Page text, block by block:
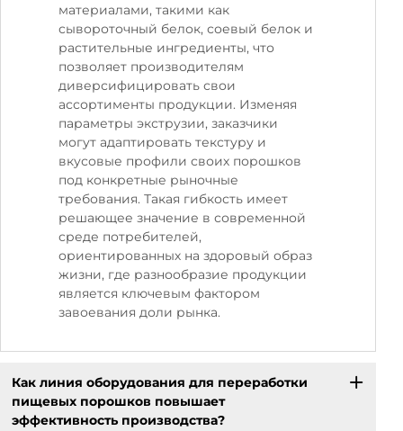
материалами, такими как
сывороточный белок, соевый белок и
растительные ингредиенты, что
позволяет производителям
диверсифицировать свои
ассортименты продукции. Изменяя
параметры экструзии, заказчики
могут адаптировать текстуру и
вкусовые профили своих порошков
под конкретные рыночные
требования. Такая гибкость имеет
решающее значение в современной
среде потребителей,
ориентированных на здоровый образ
жизни, где разнообразие продукции
является ключевым фактором
завоевания доли рынка.
Как линия оборудования для переработки
пищевых порошков повышает
эффективность производства?